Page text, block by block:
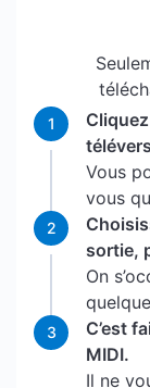
1
Vous
vous
2
sortie,
On
3
C’est
MIDI.
Il ne